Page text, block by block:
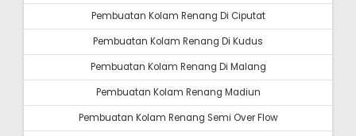
Pembuatan Kolam Renang Di Ciputat
Pembuatan Kolam Renang Di Kudus
Pembuatan Kolam Renang Di Malang
Pembuatan Kolam Renang Madiun
Pembuatan Kolam Renang Semi Over Flow